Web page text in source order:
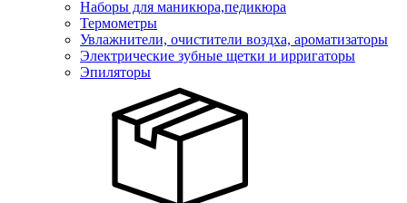
Наборы для маникюра,педикюра
Термометры
Увлажнители, очистители воздха, ароматизаторы
Электрические зубные щетки и ирригаторы
Эпиляторы